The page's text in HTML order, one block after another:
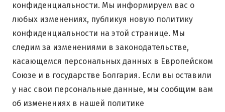
конфиденциальности. Мы информируем вас о
любых изменениях, публикуя новую политику
конфиденциальности на этой странице. Мы
следим за изменениями в законодательстве,
касающемся персональных данных в Европейском
Союзе и в государстве Болгария. Если вы оставили
у нас свои персональные данные, мы сообщим вам
об изменениях в нашей политике